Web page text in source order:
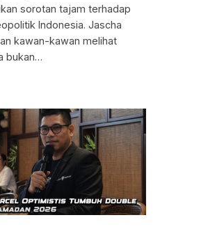
sorotan tajam terhadap
Indonesia. Jascha
kawan-kawan melihat
bukan…